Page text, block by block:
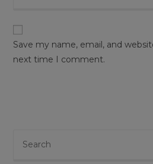
(optional)
Save my name, email, and
next time I comment.